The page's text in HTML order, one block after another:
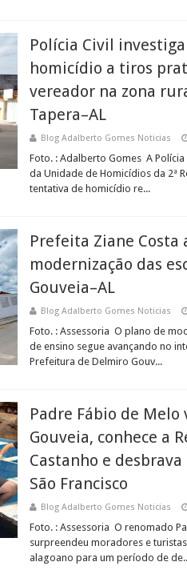
Polícia Civil
homicídio a tiros
vereador na zona
Tapera–AL
Blog Adalberto Gomes Noticias
Foto. : Adalberto Gomes A
da Unidade de Homicídios da 2ª
tentativa de homicídio re...
Prefeita Ziane Costa
modernização das
Gouveia–AL
Blog Adalberto Gomes Noticias
Foto. : Assessoria O plano de
de ensino segue avançando no
Prefeitura de Delmiro Gouv...
Padre Fábio de
Gouveia, conhece a
Castanho e
São Francisco
Blog Adalberto Gomes Noticias
Foto. : Assessoria O renomado
surpreendeu moradores e
alagoano para um período de